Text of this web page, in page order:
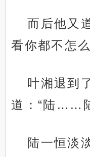
而后他又
看你都不怎
叶湘退到
道：“陆……
陆一恒淡